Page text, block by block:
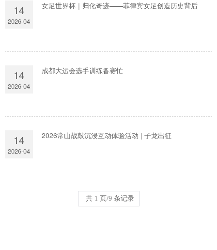
14
2026-04
女足世界杯｜归化奇迹——菲律宾女足创造历史背后
14
2026-04
成都大运会选手训练备赛忙
14
2026-04
2026常山战鼓沉浸互动体验活动 | 子龙出征
共 1 页/9 条记录